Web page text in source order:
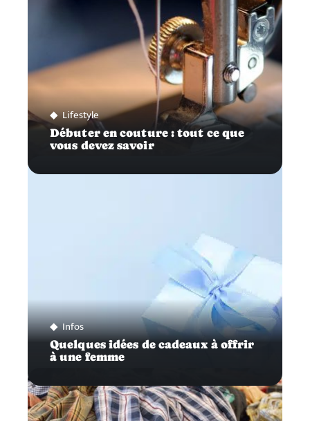
Lifestyle
Débuter en couture : tout ce que
vous devez savoir
Infos
Quelques idées de cadeaux à offrir
à une femme